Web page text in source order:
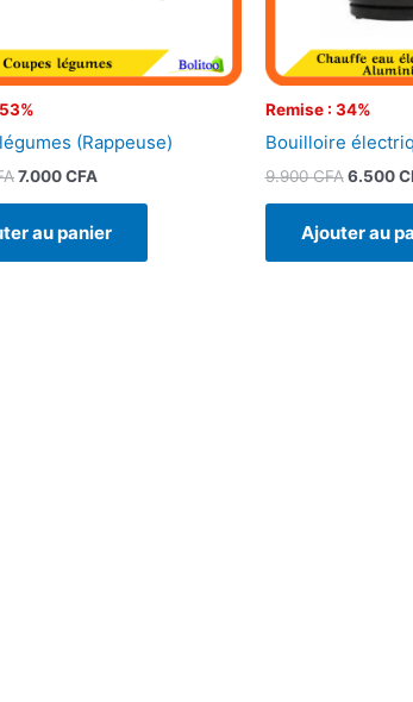
(Rappeuse)
7.000CFA
au panier
Remise : 34%
Bouilloire
9.900CFA 6.500
Ajouter au